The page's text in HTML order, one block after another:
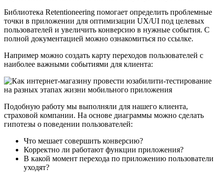
Библиотека Retentioneering помогает определить проблемные
точки в приложении для оптимизации UX/UI под целевых
пользователей и увеличить конверсию в нужные события. С
полной документацией можно ознакомиться по ссылке.
Например можно создать карту переходов пользователей с
наиболее важными событиями для клиента:
Подобную работу мы выполняли для нашего клиента,
страховой компании. На основе диаграммы можно сделать
гипотезы о поведении пользователей:
Что мешает совершить конверсию?
Корректно ли работают функции приложения?
В какой момент перехода по приложению пользователи
уходят?